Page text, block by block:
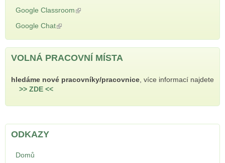
Google Classroom (odkaz je externí)
Google Chat(odkaz je externí)
VOLNÁ PRACOVNÍ MÍSTA
hledáme nové pracovníky/pracovnice , více informací najdete
>> ZDE <<
ODKAZY
Domů